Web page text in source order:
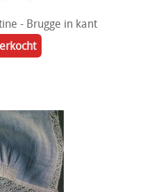
- Brugge in kant